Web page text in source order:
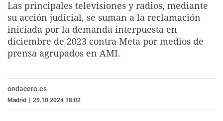
La rosa de los vientos
Gente viajera
Como el perro y el
Caso
Retornados
Equipo de
Extremadura
Galicia
La Rioja
País Vasco
Virales
Televisión
Elecciones
Las principales televisiones y radios, mediante
su acción judicial, se suman a la reclamación
iniciada por la demanda interpuesta en
diciembre de 2023 contra Meta por medios de
prensa agrupados en AMI.
ondacero.es
Madrid 29.10.2024 18:02